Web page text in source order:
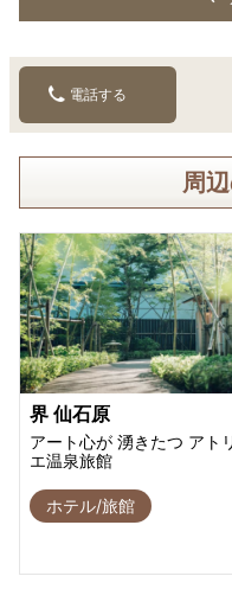
電話する
周
界 仙石原
アート心が 湧きたつ アト
エ温泉旅館
ホテル/旅館